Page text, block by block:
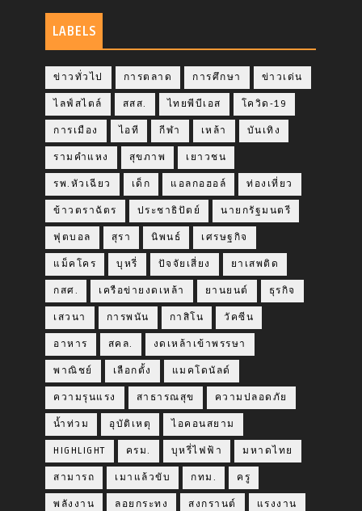
LABELS
ข่าวทั่วไป การตลาด การศึกษา ข่าวเด่น
ไลฟ์สไตล์ สสส. ไทยพีบีเอส โควิด-19
การเมือง ไอที กีฬา เหล้า บันเทิง
รามคำแหง สุขภาพ เยาวชน
รพ.หัวเฉียว เด็ก แอลกอฮอล์ ท่องเที่ยว
ข้าวตราฉัตร ประชาธิปัตย์ นายกรัฐมนตรี
ฟุตบอล สุรา นิพนธ์ เศรษฐกิจ
แม็คโคร บุหรี่ ปัจจัยเสี่ยง ยาเสพติด
กสศ. เครือข่ายงดเหล้า ยานยนต์ ธุรกิจ
เสวนา การพนัน กาสิโน วัคซีน
อาหาร สคล. งดเหล้าเข้าพรรษา
พาณิชย์ เลือกตั้ง แมคโดนัลด์
ความรุนแรง สาธารณสุข ความปลอดภัย
น้ำท่วม อุบัติเหตุ ไอคอนสยาม
HIGHLIGHT ครม. บุหรี่ไฟฟ้า มหาดไทย
สามารถ เมาแล้วขับ กทม. ครู
พลังงาน ลอยกระทง สงกรานต์ แรงงาน